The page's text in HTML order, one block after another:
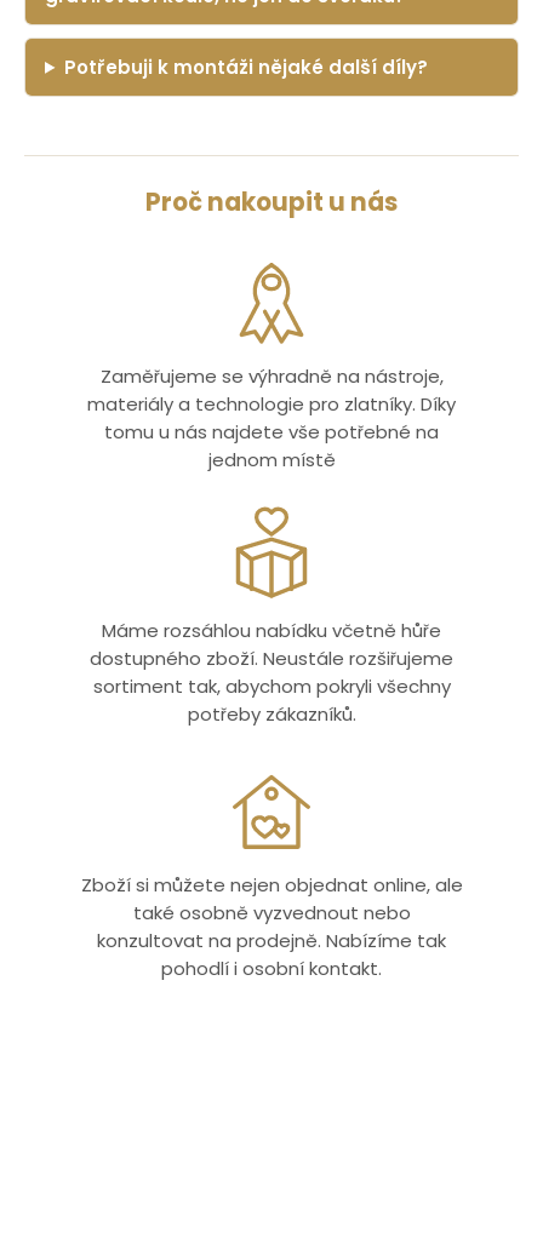
Potřebuji k montáži nějaké další díly?
Proč nakoupit u nás
Zaměřujeme se výhradně na nástroje,
materiály a technologie pro zlatníky. Díky
tomu u nás najdete vše potřebné na
jednom místě
Máme rozsáhlou nabídku včetně hůře
dostupného zboží. Neustále rozšiřujeme
sortiment tak, abychom pokryli všechny
potřeby zákazníků.
Zboží si můžete nejen objednat online, ale
také osobně vyzvednout nebo
konzultovat na prodejně. Nabízíme tak
pohodlí i osobní kontakt.